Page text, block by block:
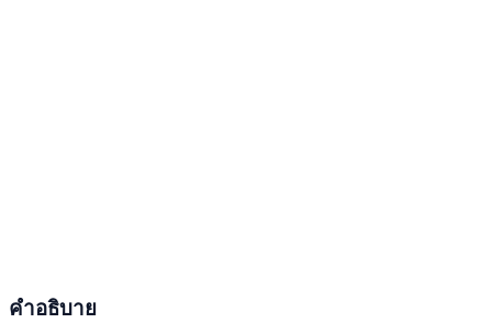
คำอธิบาย